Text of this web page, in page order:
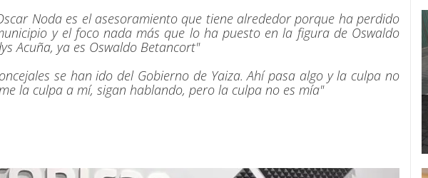
Noda es el asesoramiento que tiene alrededor porque ha perdido
y el foco nada más que lo ha puesto en la figura de Oswaldo
Acuña, ya es Oswaldo Betancort"
se han ido del Gobierno de Yaiza. Ahí pasa algo y la culpa no
la culpa a mí, sigan hablando, pero la culpa no es mía"